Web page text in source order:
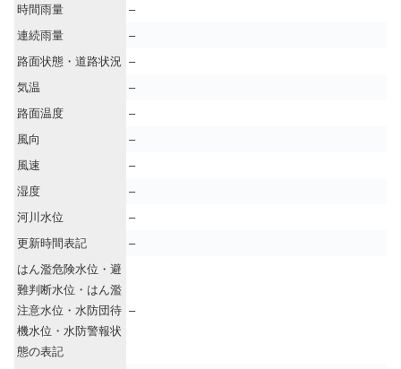
時間雨量
–
連続雨量
–
路面状態・道路状況
–
気温
–
路面温度
–
風向
–
風速
–
湿度
–
河川水位
–
更新時間表記
–
はん濫危険水位・避
難判断水位・はん濫
注意水位・水防団待
機水位・水防警報状
態の表記
–